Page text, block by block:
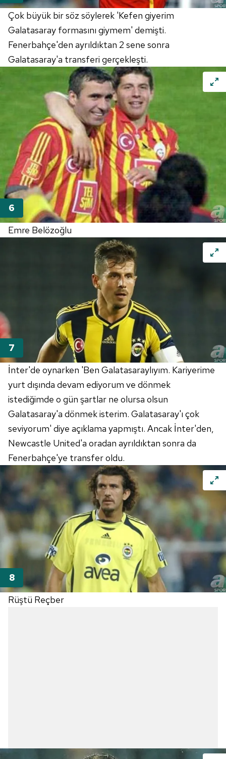
Çok büyük bir söz söylerek 'Kefen giyerim
Galatasaray formasını giymem' demişti.
Fenerbahçe'den ayrıldıktan 2 sene sonra
Galatasaray'a transferi gerçekleşti.
Emre Belözoğlu
İnter'de oynarken 'Ben Galatasaraylıyım. Kariyerime
yurt dışında devam ediyorum ve dönmek
istediğimde o gün şartlar ne olursa olsun
Galatasaray'a dönmek isterim. Galatasaray'ı çok
seviyorum' diye açıklama yapmıştı. Ancak İnter'den,
Newcastle United'a oradan ayrıldıktan sonra da
Fenerbahçe'ye transfer oldu.
Rüştü Reçber